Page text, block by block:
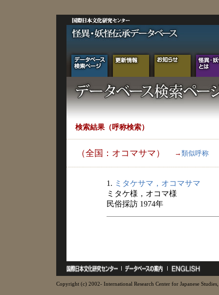
検索結果（呼称検索）
（全国：オコマサマ） → 類似呼称
1. ミタケサマ，オコマサマ
ミタケ様，オコマ様
民俗採訪 1974年
Copyright (c) 2002- International Research Center for Japanese